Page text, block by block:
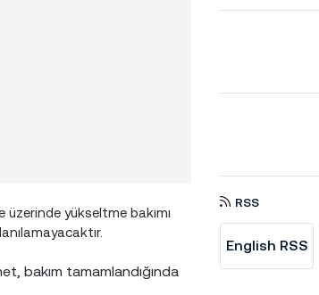
yükseltme bakımı
bakım tamamlandığında
RSS
English RSS